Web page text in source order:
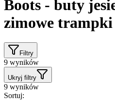
Boots - buty
zimowe trampki
Filtry
9 wyników
Ukryj filtry
9 wyników
Sortuj: